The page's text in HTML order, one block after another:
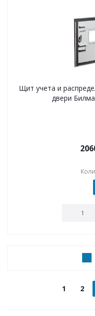
Щит учета и
двери
1 2